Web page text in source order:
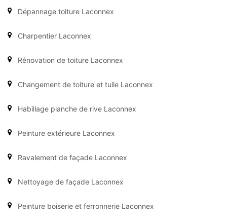
Dépannage toiture Laconnex
Charpentier Laconnex
Rénovation de toiture Laconnex
Changement de toiture et tuile Laconnex
Habillage planche de rive Laconnex
Peinture extérieure Laconnex
Ravalement de façade Laconnex
Nettoyage de façade Laconnex
Peinture boiserie et ferronnerie Laconnex